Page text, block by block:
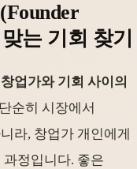
는 기회 찾기
창업가와 기회 사이의
순히 시장에서
라, 창업가 개인에게
정입니다. 좋은